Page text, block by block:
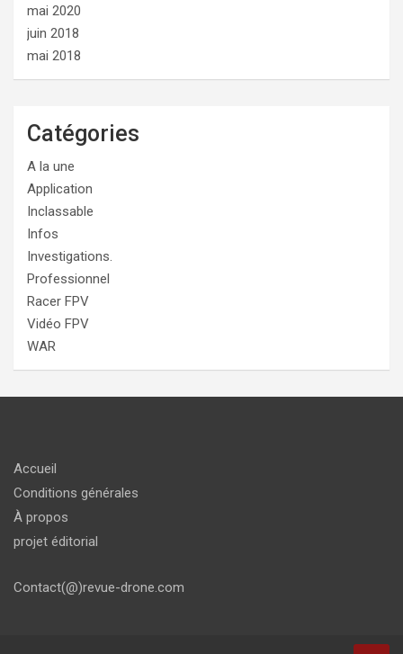
mai 2020
juin 2018
mai 2018
Catégories
A la une
Application
Inclassable
Infos
Investigations.
Professionnel
Racer FPV
Vidéo FPV
WAR
Accueil
Conditions générales
À propos
projet éditorial
Contact(@)revue-drone.com